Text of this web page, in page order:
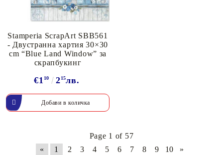
Stamperia ScrapArt SBB561
- Двустранна хартия 30×30
cm “Blue Land Window” за
скрапбукинг
€1 10 215лв.
Page 1 of 57
«
1 2 3 4 5 6 7 8 9 10 »